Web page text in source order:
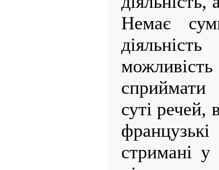
Немає
суті речей,
стримані у